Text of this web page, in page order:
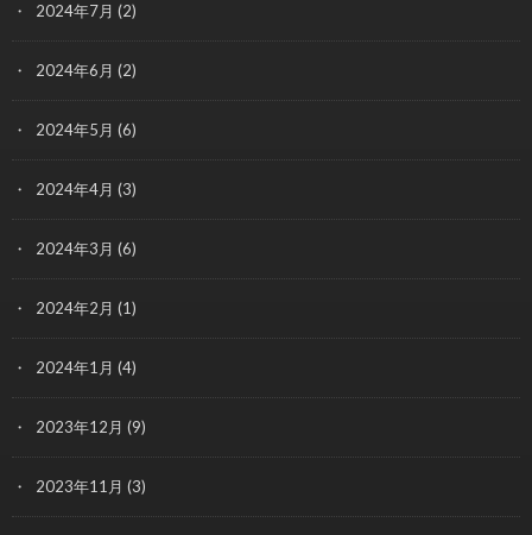
2024年7月 (2)
2024年6月 (2)
2024年5月 (6)
2024年4月 (3)
2024年3月 (6)
2024年2月 (1)
2024年1月 (4)
2023年12月 (9)
2023年11月 (3)